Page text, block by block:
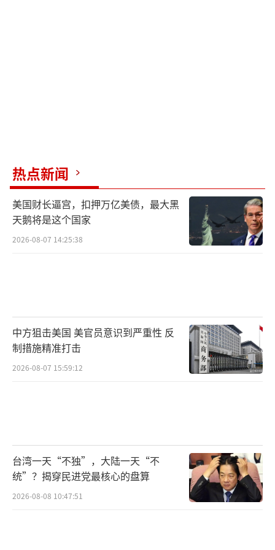
热点新闻
美国财长逼宫，扣押万亿美债，最大黑
天鹅将是这个国家
2026-08-07 14:25:38
中方狙击美国 美官员意识到严重性 反
制措施精准打击
2026-08-07 15:59:12
台湾一天“不独”，大陆一天“不
统”？揭穿民进党最核心的盘算
2026-08-08 10:47:51